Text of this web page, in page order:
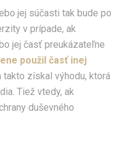
jej súčasti tak bude po
v prípade, ak
jej časť preukázateľne
použil časť inej
takto získal výhodu, ktorá
Tiež vtedy, ak
duševného